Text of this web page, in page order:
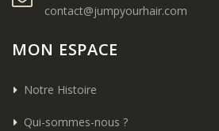
contact@jumpyourhair.com
MON ESPACE
Notre Histoire
Qui-sommes-nous ?